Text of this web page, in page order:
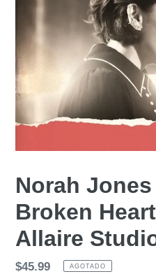
Norah
Broken
Allaire
Precio
$45.99 AGOTADO